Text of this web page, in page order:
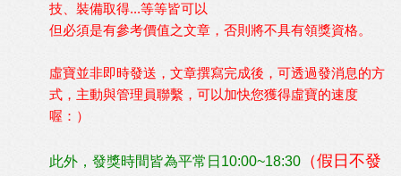
技、裝備取得...等等皆可以
但必須是有參考價值之文章， 否則將不具有領獎資格。
虛寶並非即時發送，文章撰寫完成後，可透過發消息的方
式，主動與管理員聯繫，可以加快您獲得虛寶的速度
喔：）
此外，發獎時間皆為平常日10:00~18:30 （假日不發